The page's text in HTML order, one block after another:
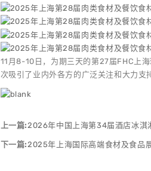
11月8-10日，为期三天的第27届FHC上
次吸引了业内外各方的广泛关注和大力支
上一篇:2026年中国上海第34届酒店冰淇
下一篇:2025年上海国际高端食材及食品